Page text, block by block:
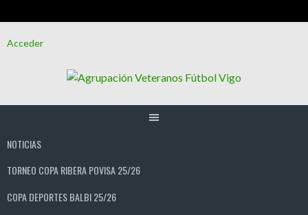
alAcceder
NOTICIAS
TORNEO COPA RIBERA POVISA 25/26
COPA DEPORTES BALBI 25/26